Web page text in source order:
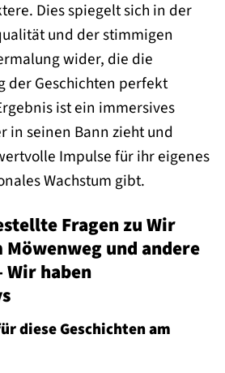
Dies spiegelt sich in der
und der stimmigen
wider, die die
der Geschichten perfekt
ist ein immersives
in seinen Bann zieht und
Impulse für ihr eigenes
Wachstum gibt.
Fragen zu Wir
Möwenweg und andere
Wir haben
diese Geschichten am